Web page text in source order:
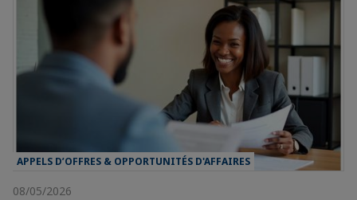
APPELS D’OFFRES & OPPORTUNITÉS D'AFFAIRES
08/05/2026